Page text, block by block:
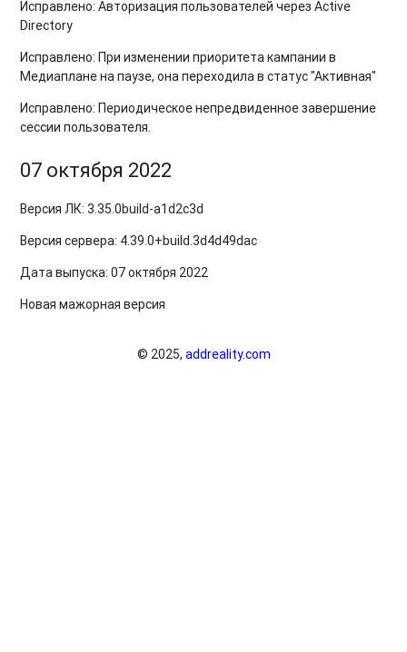
Исправлено: Авторизация пользователей через Active
Directory
Исправлено: При изменении приоритета кампании в
Медиаплане на паузе, она переходила в статус "Активная"
Исправлено: Периодическое непредвиденное завершение
сессии пользователя.
07 октября 2022
Версия ЛК:3.35.0build-a1d2c3d
Версия сервера: 4.39.0+build.3d4d49dac
Дата выпуска: 07 октября 2022
Новая мажорная версия
© 2025, addreality.com